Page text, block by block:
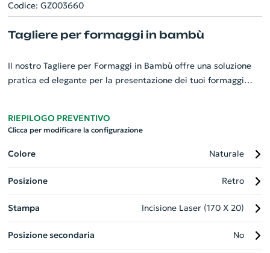
Codice: GZ003660
Tagliere per formaggi in bambù
Il nostro Tagliere per Formaggi in Bambù offre una soluzione
pratica ed elegante per la presentazione dei tuoi formaggi
tavola. Questo tagliere è resistente e facile da pulire,
personalizzato per la tua azienda, può essere un regalo
aziendale di classe che promuove la tua marca ogni volta che
viene utilizzato. Adattabile, sostenibile, e pratico per ogni
occasione.
RIEPILOGO PREVENTIVO
Clicca per modificare la configurazione
Colore Naturale
Posizione Retro
Stampa Incisione Laser (170 X 20)
Posizione secondaria No